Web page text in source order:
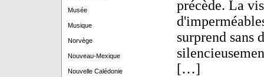
Musée
Musique
Norvège
Nouveau-Mexique
Nouvelle Calédonie
précède. La
surprend sans
[…]